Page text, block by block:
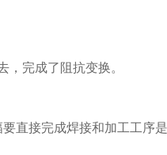
完成了阻抗变换。
接完成焊接和加工工序是